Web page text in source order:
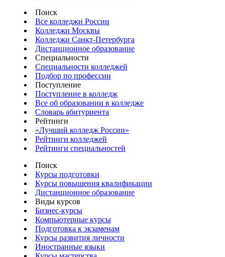
Поиск
Все колледжи России
Колледжи Москвы
Колледжи Санкт-Петербурга
Дистанционное образование
Специальности
Специальности колледжей
Подбор по профессии
Поступление
Поступление в колледж
Все об образовании в колледже
Словарь абитуриента
Рейтинги
«Лучший колледж России»
Рейтинги колледжей
Рейтинги специальностей
Поиск
Курсы подготовки
Курсы повышения квалификации
Дистанционное образование
Виды курсов
Бизнес-курсы
Компьютерные курсы
Подготовка к экзаменам
Курсы развития личности
Иностранные языки